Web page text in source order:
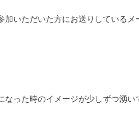
いただいた方にお送りしているメ
った時のイメージが少しずつ湧